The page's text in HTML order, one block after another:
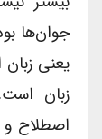
جوان‌ها
یعنی زبان
زبان
اصطلاح و